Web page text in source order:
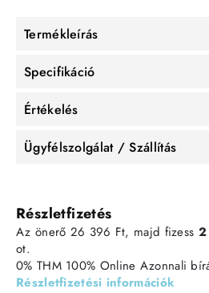
Termékleírás
Specifikáció
Értékelés
Ügyfélszolgálat / Szállítás
Részletfizetés
Az önerő 26 396 Ft, majd fizess 2
ot.
0% THM 100% Online Azonnali
Részletfizetési információk